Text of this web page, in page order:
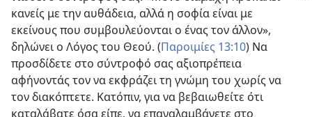
κανείς με την αυθάδεια, αλλά η σοφία είναι με
εκείνους που συμβουλεύονται ο ένας τον άλλον»,
δηλώνει ο Λόγος του Θεού. (Παροιμίες 13:10) Να
προσδίδετε στο σύντροφό σας αξιοπρέπεια
αφήνοντάς τον να εκφράζει τη γνώμη του χωρίς να
τον διακόπτετε. Κατόπιν, για να βεβαιωθείτε ότι
καταλάβατε όσα είπε, να επαναλαμβάνετε στο